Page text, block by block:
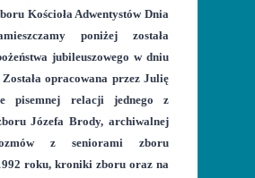
Kościoła Adwentystów Dnia
poniżej została
jubileuszowego w dniu
opracowana przez Julię
pisemnej relacji jednego z
Józefa Brody, archiwalnej
z seniorami zboru
roku, kroniki zboru oraz na